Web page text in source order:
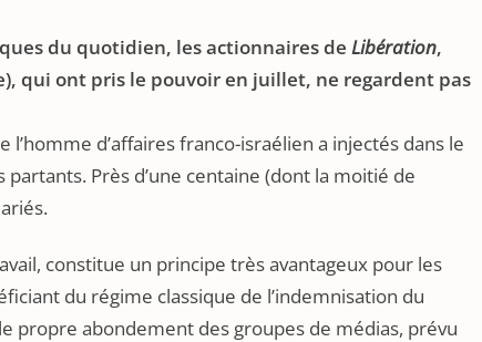
du quotidien, les actionnaires de Libération,
qui ont pris le pouvoir en juillet, ne regardent pas
d’affaires franco-israélien a injectés dans le
Près d’une centaine (dont la moitié de
constitue un principe très avantageux pour les
du régime classique de l’indemnisation du
propre abondement des groupes de médias, prévu